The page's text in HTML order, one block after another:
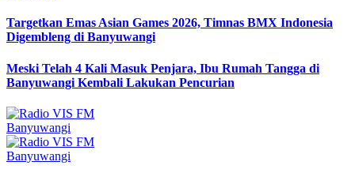
Targetkan Emas Asian Games 2026, Timnas BMX Indonesia
Digembleng di Banyuwangi
Meski Telah 4 Kali Masuk Penjara, Ibu Rumah Tangga di
Banyuwangi Kembali Lakukan Pencurian